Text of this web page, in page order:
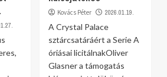
Kovács Péter 2026.01.19.
A Crystal Palace
sztárcsatáráért a Serie A
óriásai licitálnakOliver
Glasner a támogatás